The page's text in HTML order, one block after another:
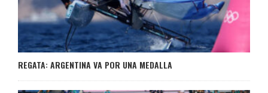
REGATA: ARGENTINA VA POR UNA MEDALLA